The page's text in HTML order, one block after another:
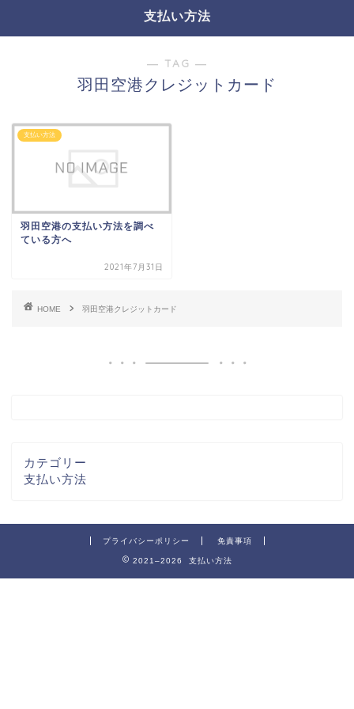
支払い方法
― TAG ―
羽田空港クレジットカード
支払い方法
羽田空港の支払い方法を調べ
ている方へ
2021年7月31日
HOME 羽田空港クレジットカード
カテゴリー
支払い方法
プライバシーポリシー 免責事項
2021–2026 支払い方法